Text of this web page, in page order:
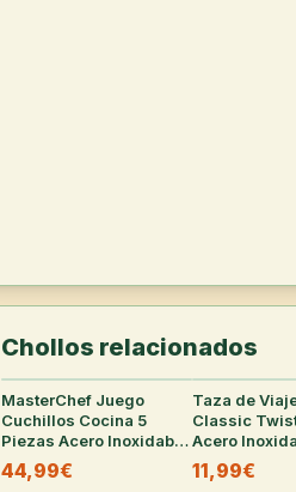
Chollos relacionados
MasterChef Juego
Cuchillos Cocina 5
Piezas Acero Inoxidable
(varias tallas)
44,99€
Taza de
Classic
Acero
11,99€